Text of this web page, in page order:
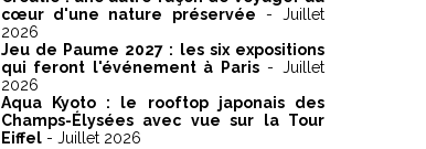
cœur d'une nature préservée - Juillet
2026
Jeu de Paume 2027 : les six expositions
qui feront l'événement à Paris- Juillet
2026
Aqua Kyoto : le rooftop japonais des
Champs-Élysées avec vue sur la Tour
Eiffel- Juillet 2026